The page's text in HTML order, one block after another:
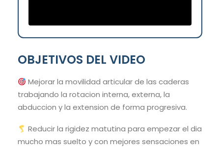
OBJETIVOS DEL VIDEO
Mejorar la movilidad articular de las caderas
trabajando la rotacion interna, externa, la
abduccion y la extension de forma progresiva.
Reducir la rigidez matutina para empezar el dia
mucho mas suelto y con mejores sensaciones en